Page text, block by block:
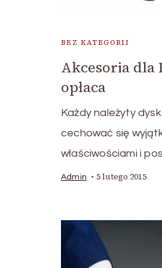
BEZ KATEGORII
Akcesoria dla
opłaca
Każdy należyty
cechować się
właściwościami i
Admin 5 lutego 2015